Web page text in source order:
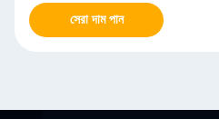
সেরা দাম পান